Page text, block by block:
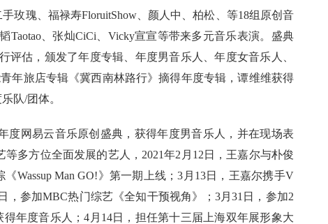
瑰、福禄寿FloruitShow、颜人中、柏松、等18组原创音
Taotao、张灿CiCi、Vicky宣宣等带来多元音乐表演。盛典
评估，颁发了年度专辑、年度男音乐人、年度女音乐人、
年旅店专辑《冀西南林路行》摘得年度专辑，谭维维获得
队/团体。
网易云音乐原创盛典，获得年度男音乐人，并在现场表
多方位全面发展的艺人，2021年2月12日，王嘉尔与朴俊
《Wassup Man GO!》第一期上线；3月13日，王嘉尔携手V
，参加MBC热门综艺《全知干预视角》；3月31日，参加2
年度音乐人；4月14日，担任第十三届上海双年展形象大